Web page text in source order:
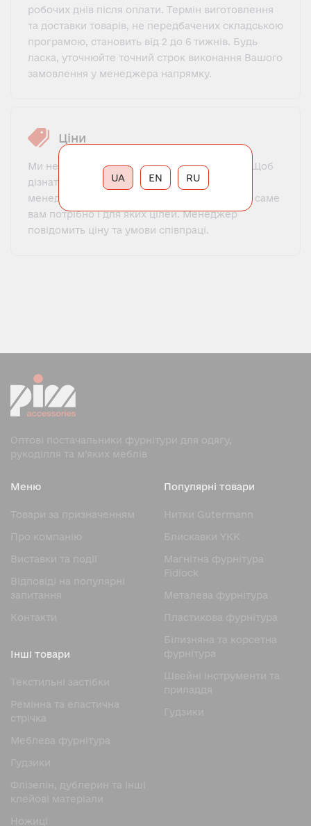
робочих днів після оплати. Термін виготовлення
та доставки товарів, не передбачених складською
програмою, становить від 2 до 6 тижнів. Будь
ласка, уточнюйте точний строк виконання Вашого
замовлення у менеджера напрямку.
Ціни
Ми не пропонуємо фіксований прайс-лист. Щоб
дізнатися ціну, потрібно зв'язатися з нашим
менеджером, познайомитися, пояснити, що саме
вам потрібно і для яких цілей. Менеджер
повідомить ціну та умови співпраці.
Оптові постачальники фурнітури для одягу,
рукоділля та м’яких меблів
Меню
Товари за призначенням
Про компанію
Виставки та події
Відповіді на популярні
запитання
Контакти
Популярні товари
Нитки Gutermann
Блискавки YKK
Магнітна фурнітура
Fidlock
Металева фурнітура
Пластикова фурнітура
Білизняна та корсетна
фурнітура
Швейні інструменти та
приладдя
Гудзики
Інші товари
Текстильні застібки
Ремінна та еластична
стрічка
Меблева фурнітура
Гудзики
Флізелін, дублерин та інші
клейові матеріали
Ножицi
RU
UA EN